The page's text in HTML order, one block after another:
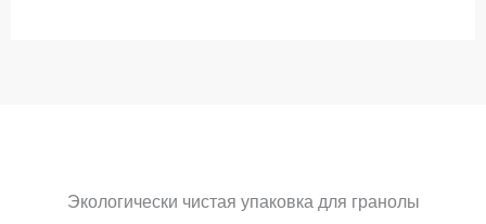
Экологически чистая упаковка для гранолы